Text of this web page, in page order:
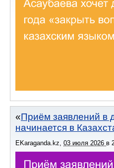
Приём заявлений в
начинается в
EKaraganda.kz 03 июля 2026 в